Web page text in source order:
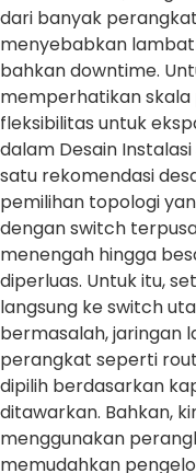
dari banyak
menyebabkan
bahkan downtime.
memperhatikan skala
fleksibilitas untuk
dalam Desain
satu rekomendasi
pemilihan topologi
dengan switch
menengah hingga
diperluas. Untuk itu,
langsung ke switch
bermasalah, jaringan
perangkat seperti
dipilih berdasarkan
ditawarkan. Bahkan,
menggunakan
memudahkan